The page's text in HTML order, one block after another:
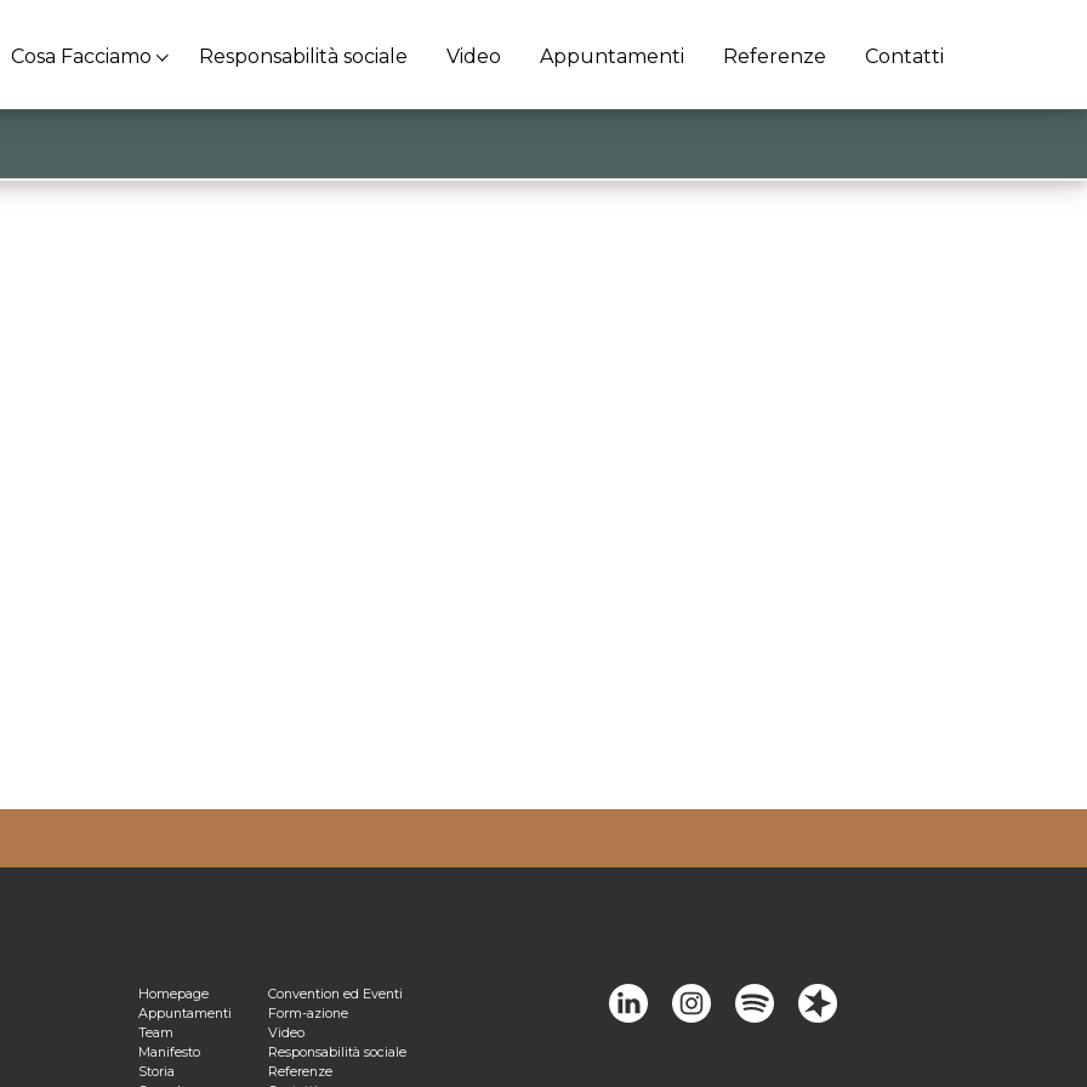
Cosa Facciamo Responsabilità sociale Video Appuntamenti Referenze Contatti
Privacy PolicyHomepage
Appuntamenti
Team
Manifesto
Storia
Convention ed Eventi
Form-azione
Video
Responsabilità sociale
Referenze